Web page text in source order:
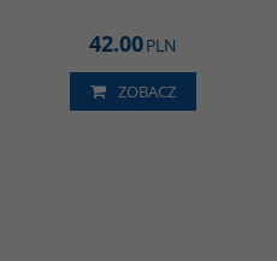
42.00PLN
ZOBACZ